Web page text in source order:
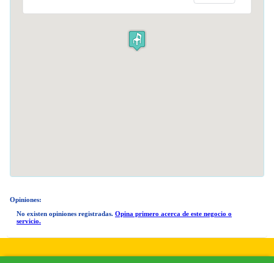
Opiniones:
No existen opiniones registradas. Opina primero acerca de este negocio o
servicio.